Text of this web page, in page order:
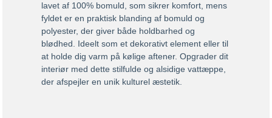
lavet af 100% bomuld, som sikrer komfort, mens
fyldet er en praktisk blanding af bomuld og
polyester, der giver både holdbarhed og
blødhed. Ideelt som et dekorativt element eller til
at holde dig varm på kølige aftener. Opgrader dit
interiør med dette stilfulde og alsidige vattæppe,
der afspejler en unik kulturel æstetik.